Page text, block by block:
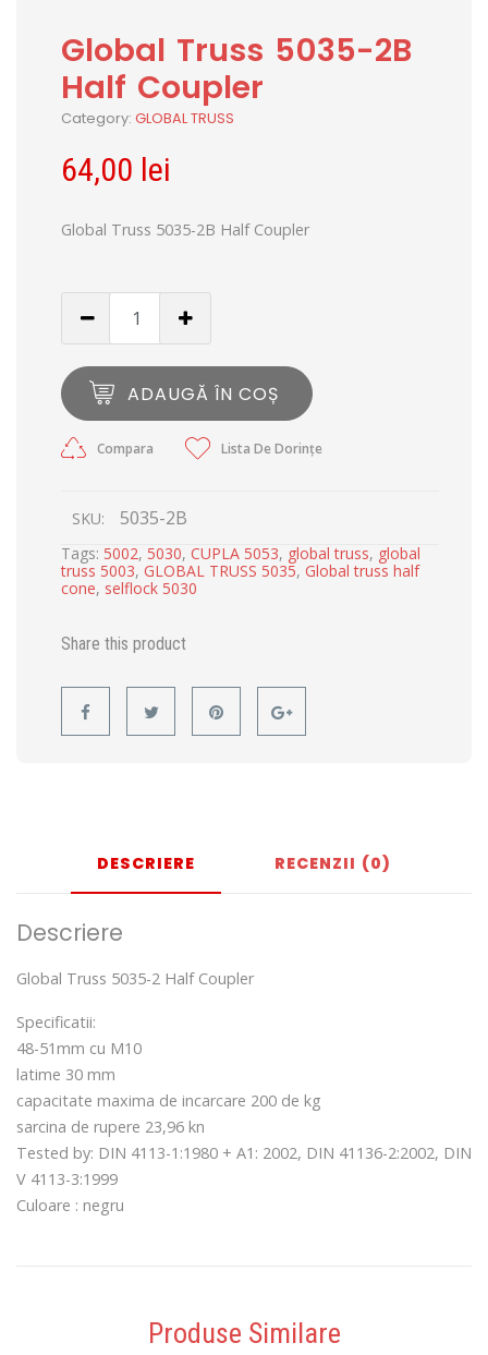
Global Truss 5035-2B
Half Coupler
Category: GLOBAL TRUSS
64,00 lei
Global Truss 5035-2B Half Coupler
ADAUGĂ ÎN COȘ
Compara Lista De Dorințe
SKU: 5035-2B
Tags: 5002, 5030, CUPLA 5053, global truss, global
truss 5003, GLOBAL TRUSS 5035, Global truss half
cone, selflock 5030
Share this product
DESCRIERE RECENZII (0)
Descriere
Global Truss 5035-2 Half Coupler
Specificatii:
48-51mm cu M10
latime 30 mm
capacitate maxima de incarcare 200 de kg
sarcina de rupere 23,96 kn
Tested by: DIN 4113-1:1980 + A1: 2002, DIN 41136-2:2002, DIN
V 4113-3:1999
Culoare : negru
Produse Similare